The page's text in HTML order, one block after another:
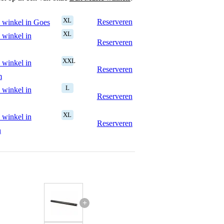
in Goes XL
Reserveren
winkel in
XL
Reserveren
winkel in
XXL
Reserveren
winkel in L
Reserveren
winkel in
XL
Reserveren
+